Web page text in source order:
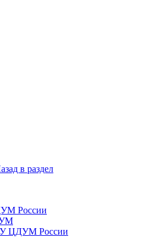
в раздел
России
ЦДУМ России